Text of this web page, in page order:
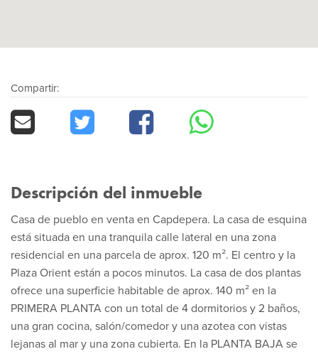
Compartir:
Descripción del inmueble
Casa de pueblo en venta en Capdepera. La casa de esquina
está situada en una tranquila calle lateral en una zona
residencial en una parcela de aprox. 120 m². El centro y la
Plaza Orient están a pocos minutos. La casa de dos plantas
ofrece una superficie habitable de aprox. 140 m² en la
PRIMERA PLANTA con un total de 4 dormitorios y 2 baños,
una gran cocina, salón/comedor y una azotea con vistas
lejanas al mar y una zona cubierta. En la PLANTA BAJA se